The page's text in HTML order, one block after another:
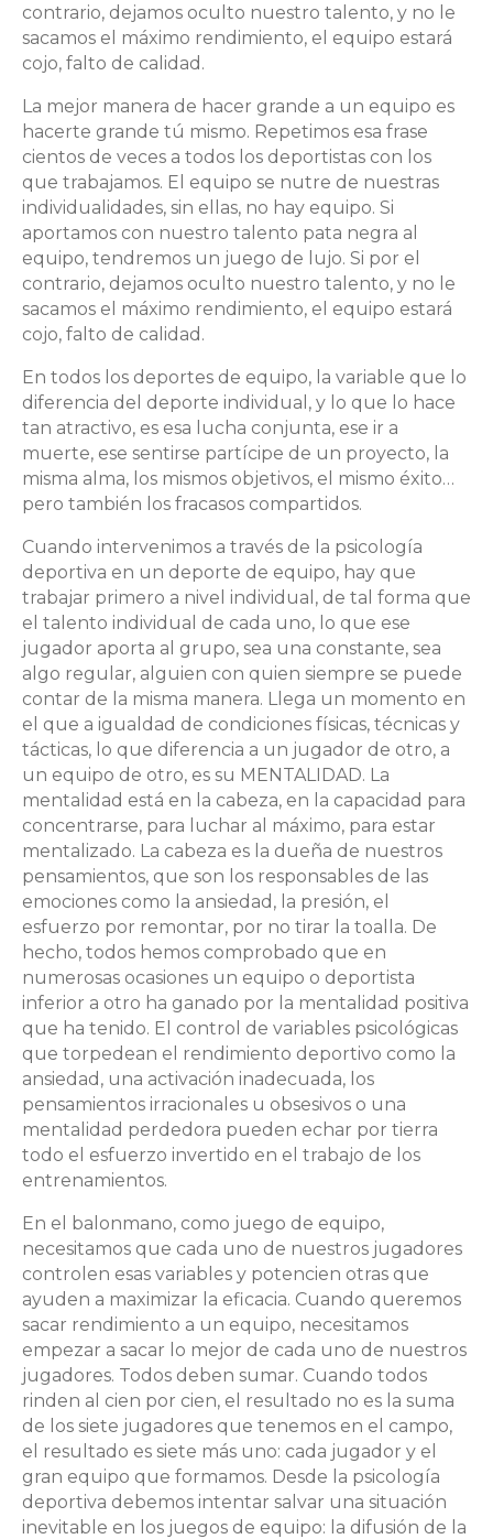
contrario, dejamos oculto nuestro talento, y no le
sacamos el máximo rendimiento, el equipo estará
cojo, falto de calidad.
La mejor manera de hacer grande a un equipo es
hacerte grande tú mismo. Repetimos esa frase
cientos de veces a todos los deportistas con los
que trabajamos. El equipo se nutre de nuestras
individualidades, sin ellas, no hay equipo. Si
aportamos con nuestro talento pata negra al
equipo, tendremos un juego de lujo. Si por el
contrario, dejamos oculto nuestro talento, y no le
sacamos el máximo rendimiento, el equipo estará
cojo, falto de calidad.
En todos los deportes de equipo, la variable que lo
diferencia del deporte individual, y lo que lo hace
tan atractivo, es esa lucha conjunta, ese ir a
muerte, ese sentirse partícipe de un proyecto, la
misma alma, los mismos objetivos, el mismo éxito…
pero también los fracasos compartidos.
Cuando intervenimos a través de la psicología
deportiva en un deporte de equipo, hay que
trabajar primero a nivel individual, de tal forma que
el talento individual de cada uno, lo que ese
jugador aporta al grupo, sea una constante, sea
algo regular, alguien con quien siempre se puede
contar de la misma manera. Llega un momento en
el que a igualdad de condiciones físicas, técnicas y
tácticas, lo que diferencia a un jugador de otro, a
un equipo de otro, es su MENTALIDAD. La
mentalidad está en la cabeza, en la capacidad para
concentrarse, para luchar al máximo, para estar
mentalizado. La cabeza es la dueña de nuestros
pensamientos, que son los responsables de las
emociones como la ansiedad, la presión, el
esfuerzo por remontar, por no tirar la toalla. De
hecho, todos hemos comprobado que en
numerosas ocasiones un equipo o deportista
inferior a otro ha ganado por la mentalidad positiva
que ha tenido. El control de variables psicológicas
que torpedean el rendimiento deportivo como la
ansiedad, una activación inadecuada, los
pensamientos irracionales u obsesivos o una
mentalidad perdedora pueden echar por tierra
todo el esfuerzo invertido en el trabajo de los
entrenamientos.
En el balonmano, como juego de equipo,
necesitamos que cada uno de nuestros jugadores
controlen esas variables y potencien otras que
ayuden a maximizar la eficacia. Cuando queremos
sacar rendimiento a un equipo, necesitamos
empezar a sacar lo mejor de cada uno de nuestros
jugadores. Todos deben sumar. Cuando todos
rinden al cien por cien, el resultado no es la suma
de los siete jugadores que tenemos en el campo,
el resultado es siete más uno: cada jugador y el
gran equipo que formamos. Desde la psicología
deportiva debemos intentar salvar una situación
inevitable en los juegos de equipo: la difusión de la